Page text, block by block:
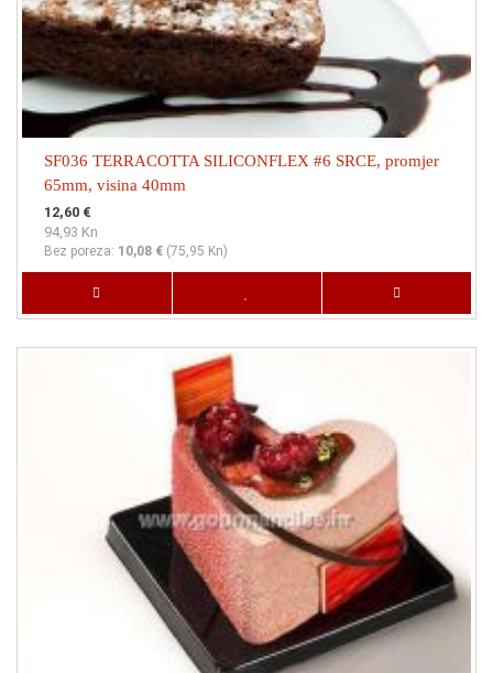
SF036 TERRACOTTA SILICONFLEX #6 SRCE, promjer
65mm, visina 40mm
12,60 €
94,93 Kn
Bez poreza: 10,08 € (75,95 Kn)